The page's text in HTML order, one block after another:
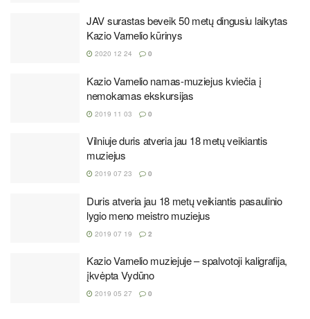
JAV surastas beveik 50 metų dingusiu laikytas
Kazio Varnelio kūrinys
2020 12 24 0
Kazio Varnelio namas-muziejus kviečia į
nemokamas ekskursijas
2019 11 03 0
Vilniuje duris atveria jau 18 metų veikiantis
muziejus
2019 07 23 0
Duris atveria jau 18 metų veikiantis pasaulinio
lygio meno meistro muziejus
2019 07 19 2
Kazio Varnelio muziejuje – spalvotoji kaligrafija,
įkvėpta Vydūno
2019 05 27 0